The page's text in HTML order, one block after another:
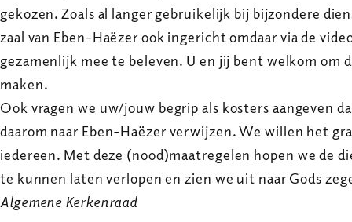
gekozen. Zoals al langer gebruikelijk bij bijzondere
zaal van Eben-Haëzer ook ingericht omdaar via de
gezamenlijk mee te beleven. U en jij bent welkom om
maken.
Ook vragen we uw/jouw begrip als kosters aangeven
daarom naar Eben-Haëzer verwijzen. We willen het
iedereen. Met deze (nood)maatregelen hopen we de
te kunnen laten verlopen en zien we uit naar Gods
Algemene Kerkenraad